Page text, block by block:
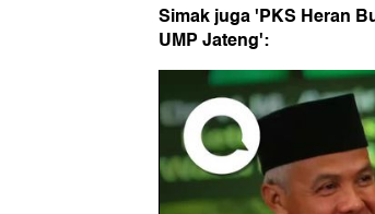
Simak juga 'PKS Heran
UMP Jateng':